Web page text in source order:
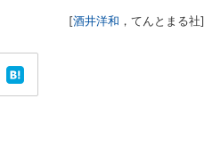
[酒井洋和 ， てんとまる社]